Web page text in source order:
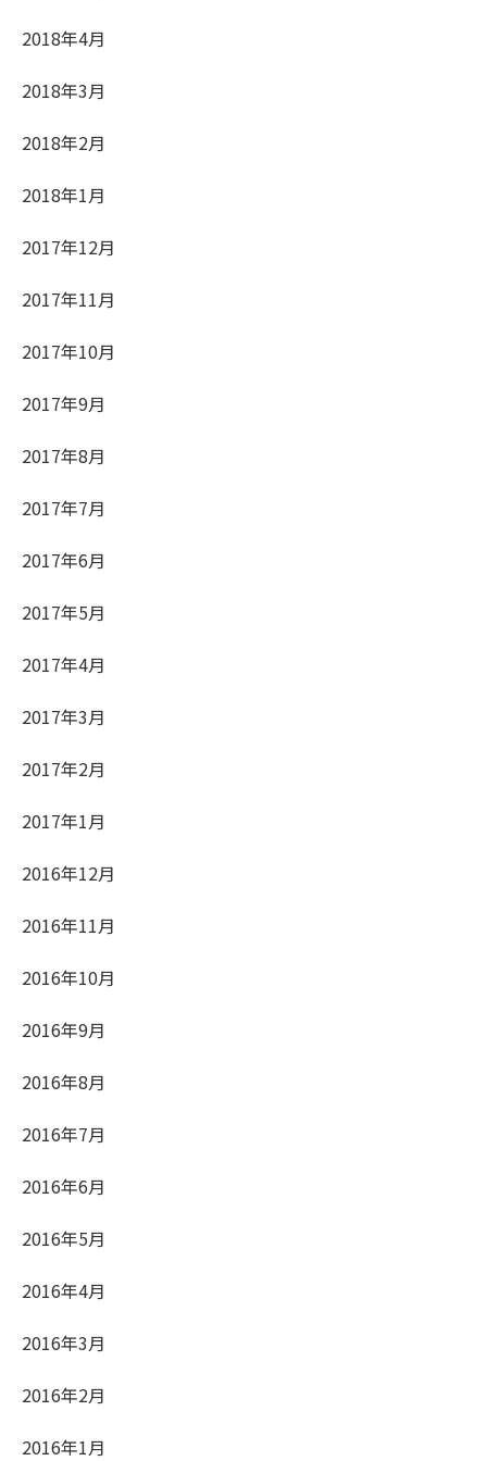
2018年4月
2018年3月
2018年2月
2018年1月
2017年12月
2017年11月
2017年10月
2017年9月
2017年8月
2017年7月
2017年6月
2017年5月
2017年4月
2017年3月
2017年2月
2017年1月
2016年12月
2016年11月
2016年10月
2016年9月
2016年8月
2016年7月
2016年6月
2016年5月
2016年4月
2016年3月
2016年2月
2016年1月